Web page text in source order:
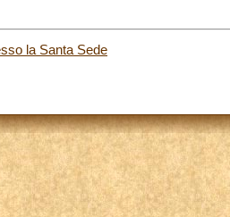
la Santa Sede